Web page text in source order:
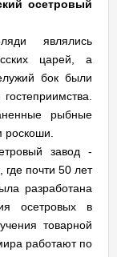
осетровый
являлись
царей, а
бок были
рыбные
роскоши.
завод -
почти 50 лет
разработана
осетровых в
товарной
работают по